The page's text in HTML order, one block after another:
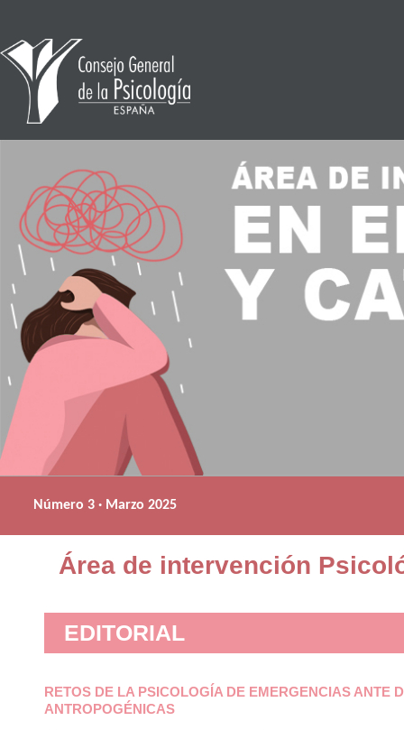
Número 3 · Marzo 2025
Área de intervención
EDITORIAL
RETOS DE LA PSICOLOGÍA DE EMERGENCIAS ANTE
ANTROPOGÉNICAS